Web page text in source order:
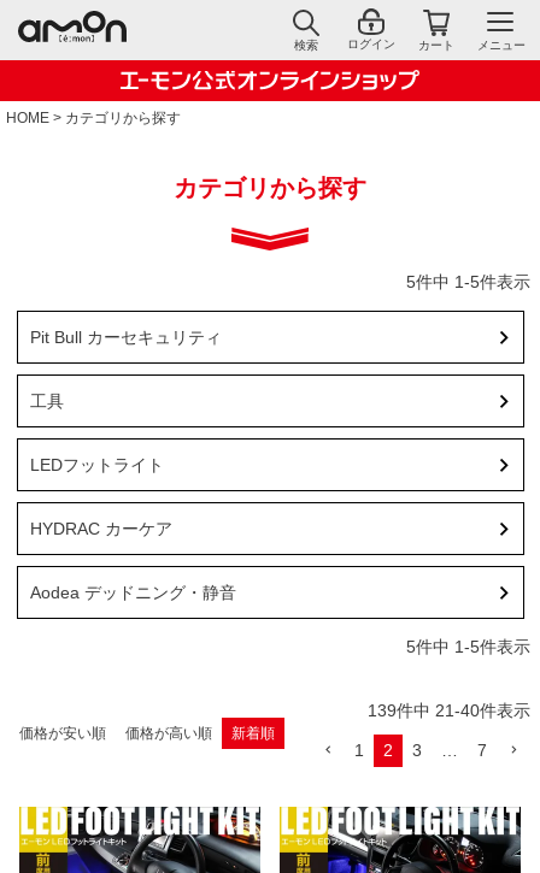
検索 ログイン カート メニュー
HOME カテゴリから探す
カテゴリから探す
5件中 1-5件表示
Pit Bull カーセキュリティ
工具
LEDフットライト
HYDRAC カーケア
Aodea デッドニング・静音
5件中 1-5件表示
価格が安い順 価格が高い順 新着順
139件中 21-40件表示
1 2 3 7